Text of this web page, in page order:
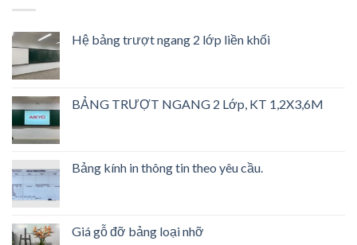
Hệ bảng trượt ngang 2 lớp liền khối
BẢNG TRƯỢT NGANG 2 Lớp, KT 1,2X3,6M
Bảng kính in thông tin theo yêu cầu.
Giá gỗ đỡ bảng loại nhỡ